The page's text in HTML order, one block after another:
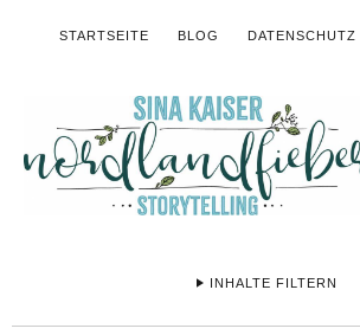
STARTSEITE BLOG DATENSCHUTZ
INHALTE FILTERN